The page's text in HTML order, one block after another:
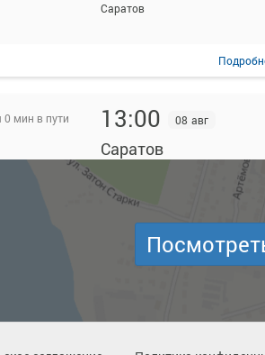
Саратов
0 мин в пути 13:00 08 авг
Саратов